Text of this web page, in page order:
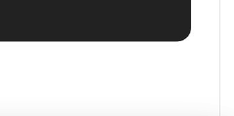
Bürosu